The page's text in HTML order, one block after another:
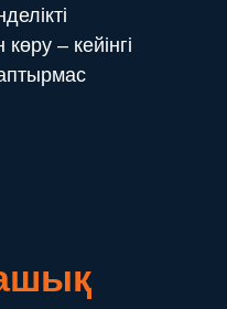
– кейінгі